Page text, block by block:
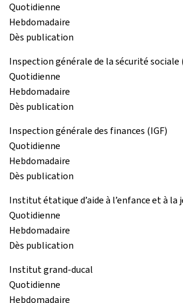
Quotidienne
Hebdomadaire
Dès publication
Inspection générale de la sécurité sociale
Quotidienne
Hebdomadaire
Dès publication
Inspection générale des finances (IGF)
Quotidienne
Hebdomadaire
Dès publication
Institut étatique d’aide à l’enfance et à la
Quotidienne
Hebdomadaire
Dès publication
Institut grand-ducal
Quotidienne
Hebdomadaire